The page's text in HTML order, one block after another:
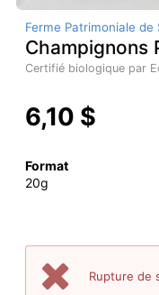
Ferme Patrimoniale de
Champignons
Certifié biologique par
6,10 $
Format
20g
Rupture de